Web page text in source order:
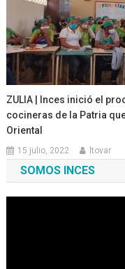
ZULIA | Inces inició el
cocineras de la Patria
Oriental
15 julio, 2022 ltovar
SOMOS INCES